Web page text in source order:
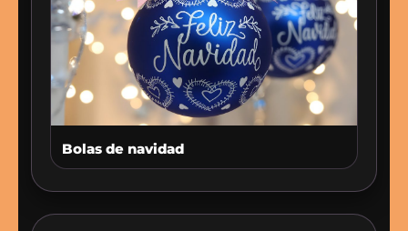
Bolas de navidad